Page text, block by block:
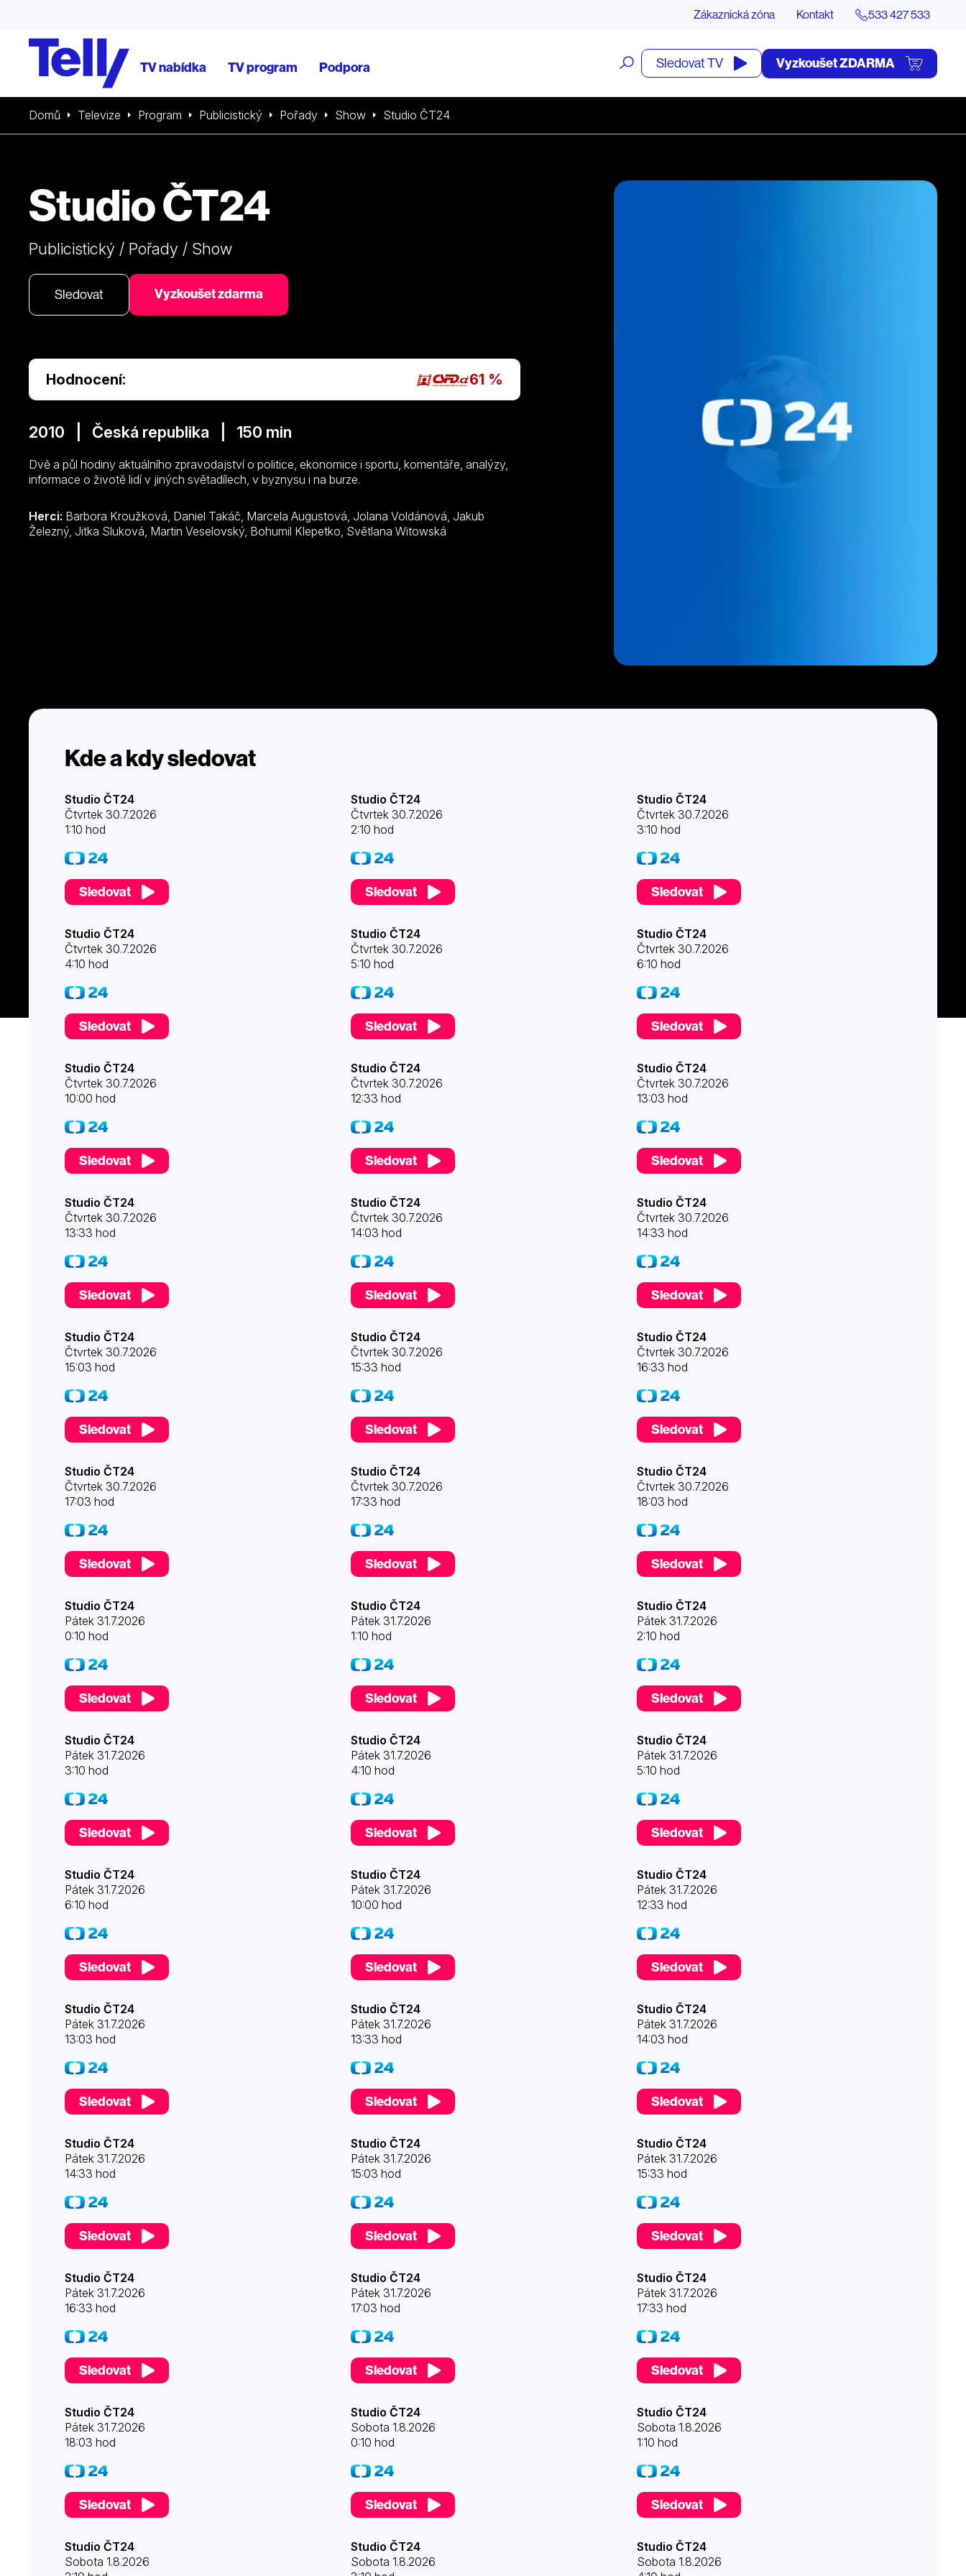
Zákaznická zóna Kontakt 533 427 533
TV nabídka TV program Podpora
Otevřít
vyhledávání
Sledovat TV Vyzkoušet ZDARMA
Domů Televize Program Publicistický Pořady Show Studio ČT24
Studio ČT24
Publicistický / Pořady / Show
Sledovat Vyzkoušet zdarma
Hodnocení: 61 %
2010 | Česká republika | 150 min
Dvě a půl hodiny aktuálního zpravodajství o politice, ekonomice i sportu, komentáře, analýzy,
informace o životě lidí v jiných světadílech, v byznysu i na burze.
Herci:
Železný, Jitka Sluková, Martin Veselovský, Bohumil Klepetko, Světlana Witowská
Kde a kdy sledovat
Studio ČT24
Čtvrtek 30.7.2026
1:10 hod
Sledovat
Studio ČT24
Čtvrtek 30.7.2026
2:10 hod
Sledovat
Studio ČT24
Čtvrtek 30.7.2026
3:10 hod
Sledovat
Studio ČT24
Čtvrtek 30.7.2026
4:10 hod
Sledovat
Studio ČT24
Čtvrtek 30.7.2026
5:10 hod
Sledovat
Studio ČT24
Čtvrtek 30.7.2026
6:10 hod
Sledovat
Studio ČT24
Čtvrtek 30.7.2026
10:00 hod
Sledovat
Studio ČT24
Čtvrtek 30.7.2026
12:33 hod
Sledovat
Studio ČT24
Čtvrtek 30.7.2026
13:03 hod
Sledovat
Studio ČT24
Čtvrtek 30.7.2026
13:33 hod
Sledovat
Studio ČT24
Čtvrtek 30.7.2026
14:03 hod
Sledovat
Studio ČT24
Čtvrtek 30.7.2026
14:33 hod
Sledovat
Studio ČT24
Čtvrtek 30.7.2026
15:03 hod
Sledovat
Studio ČT24
Čtvrtek 30.7.2026
15:33 hod
Sledovat
Studio ČT24
Čtvrtek 30.7.2026
16:33 hod
Sledovat
Studio ČT24
Čtvrtek 30.7.2026
17:03 hod
Sledovat
Studio ČT24
Čtvrtek 30.7.2026
17:33 hod
Sledovat
Studio ČT24
Čtvrtek 30.7.2026
18:03 hod
Sledovat
Studio ČT24
Pátek 31.7.2026
0:10 hod
Sledovat
Studio ČT24
Pátek 31.7.2026
1:10 hod
Sledovat
Studio ČT24
Pátek 31.7.2026
2:10 hod
Sledovat
Studio ČT24
Pátek 31.7.2026
3:10 hod
Sledovat
Studio ČT24
Pátek 31.7.2026
4:10 hod
Sledovat
Studio ČT24
Pátek 31.7.2026
5:10 hod
Sledovat
Studio ČT24
Pátek 31.7.2026
6:10 hod
Sledovat
Studio ČT24
Pátek 31.7.2026
10:00 hod
Sledovat
Studio ČT24
Pátek 31.7.2026
12:33 hod
Sledovat
Studio ČT24
Pátek 31.7.2026
13:03 hod
Sledovat
Studio ČT24
Pátek 31.7.2026
13:33 hod
Sledovat
Studio ČT24
Pátek 31.7.2026
14:03 hod
Sledovat
Studio ČT24
Pátek 31.7.2026
14:33 hod
Sledovat
Studio ČT24
Pátek 31.7.2026
15:03 hod
Sledovat
Studio ČT24
Pátek 31.7.2026
15:33 hod
Sledovat
Studio ČT24
Pátek 31.7.2026
16:33 hod
Sledovat
Studio ČT24
Pátek 31.7.2026
17:03 hod
Sledovat
Studio ČT24
Pátek 31.7.2026
17:33 hod
Sledovat
Studio ČT24
Pátek 31.7.2026
18:03 hod
Sledovat
Studio ČT24
Sobota 1.8.2026
0:10 hod
Sledovat
Studio ČT24
Sobota 1.8.2026
1:10 hod
Sledovat
Studio ČT24
Sobota 1.8.2026
Studio ČT24
Sobota 1.8.2026
Studio ČT24
Sobota 1.8.2026